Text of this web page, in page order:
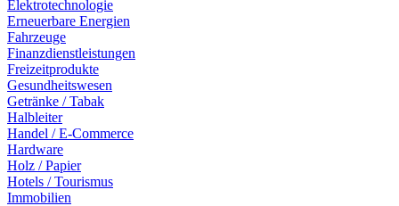
Elektrotechnologie
Erneuerbare Energien
Fahrzeuge
Finanzdienstleistungen
Freizeitprodukte
Gesundheitswesen
Getränke / Tabak
Halbleiter
Handel / E-Commerce
Hardware
Holz / Papier
Hotels / Tourismus
Immobilien